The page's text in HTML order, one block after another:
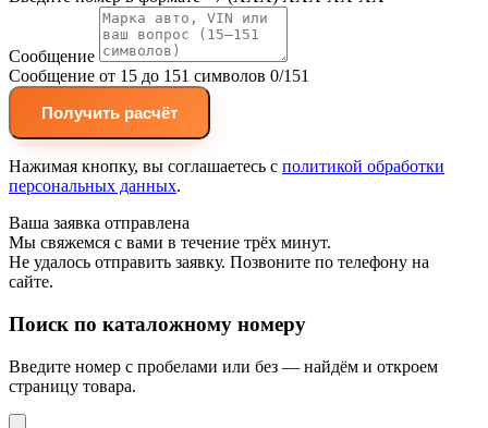
Сообщение
Сообщение от 15 до 151 символов 0/151
Получить расчёт
Нажимая кнопку, вы соглашаетесь с политикой обработки
персональных данных.
Ваша заявка отправлена
Мы свяжемся с вами в течение трёх минут.
Не удалось отправить заявку. Позвоните по телефону на
сайте.
Поиск по каталожному номеру
Введите номер с пробелами или без — найдём и откроем
страницу товара.